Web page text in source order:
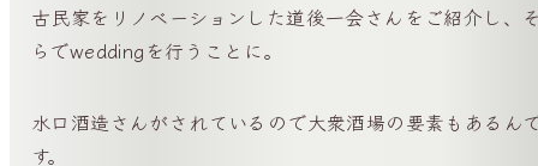
古民家をリノベーションした道後一会さんをご紹介し、
らでweddingを行うことに。
水口酒造さんがされているので大衆酒場の要素もあるん
す。